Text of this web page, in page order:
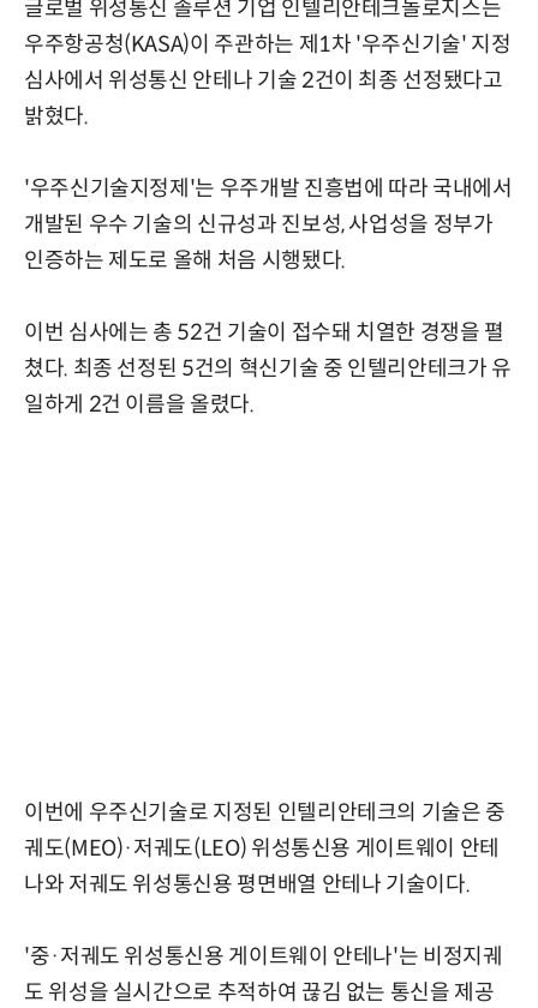
글로벌 위성통신 솔루션 기업 인텔리안테크놀로지스는
우주항공청(KASA)이 주관하는 제1차 '우주신기술' 지정
심사에서 위성통신 안테나 기술 2건이 최종 선정됐다고
밝혔다.
'우주신기술지정제'는 우주개발 진흥법에 따라 국내에서
개발된 우수 기술의 신규성과 진보성, 사업성을 정부가
인증하는 제도로 올해 처음 시행됐다.
이번 심사에는 총 52건 기술이 접수돼 치열한 경쟁을 펼
쳤다. 최종 선정된 5건의 혁신기술 중 인텔리안테크가 유
일하게 2건 이름을 올렸다.
이번에 우주신기술로 지정된 인텔리안테크의 기술은 중
궤도(MEO)·저궤도(LEO) 위성통신용 게이트웨이 안테
나와 저궤도 위성통신용 평면배열 안테나 기술이다.
'중·저궤도 위성통신용 게이트웨이 안테나'는 비정지궤
도 위성을 실시간으로 추적하여 끊김 없는 통신을 제공